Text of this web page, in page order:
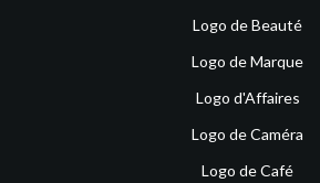
Logo de Beauté
Logo de Marque
Logo d'Affaires
Logo de Caméra
Logo de Café